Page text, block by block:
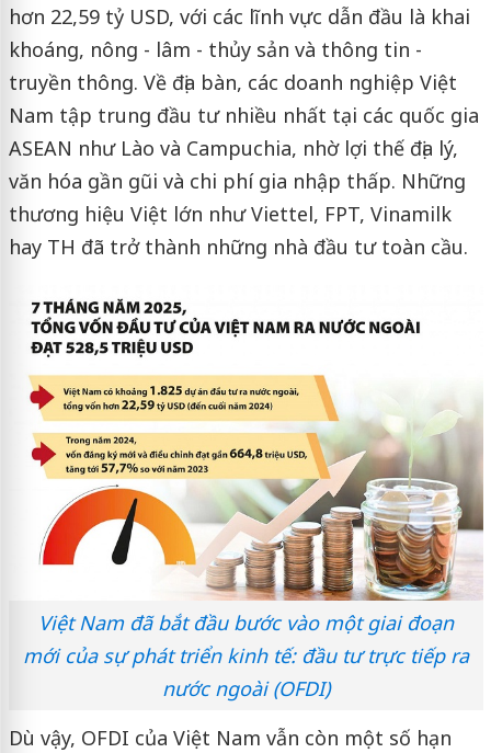
hơn 22,59 tỷ USD, với các lĩnh vực dẫn đầu là khai
khoáng, nông - lâm - thủy sản và thông tin -
truyền thông. Về địa bàn, các doanh nghiệp Việt
Nam tập trung đầu tư nhiều nhất tại các quốc gia
ASEAN như Lào và Campuchia, nhờ lợi thế địa lý,
văn hóa gần gũi và chi phí gia nhập thấp. Những
thương hiệu Việt lớn như Viettel, FPT, Vinamilk
hay TH đã trở thành những nhà đầu tư toàn cầu.
Việt Nam đã bắt đầu bước vào một giai đoạn
mới của sự phát triển kinh tế: đầu tư trực tiếp ra
nước ngoài (OFDI)
Dù vậy, OFDI của Việt Nam vẫn còn một số hạn